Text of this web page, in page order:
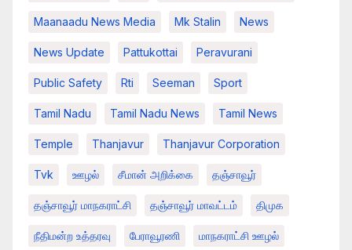
Maanaadu News Media Mk Stalin News
News Update Pattukottai Peravurani
Public Safety Rti Seeman Sport
Tamil Nadu Tamil Nadu News Tamil News
Temple Thanjavur Thanjavur Corporation
Tvk ஊழல் சீமான் அறிக்கை தஞ்சாவூர்
தஞ்சாவூர் மாநகராட்சி தஞ்சாவூர் மாவட்டம் திமுக
நீதிமன்ற உத்தரவு பேராவூரணி மாநகராட்சி ஊழல்